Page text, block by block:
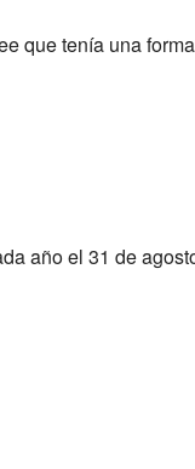
que tenía una
año el 31 de